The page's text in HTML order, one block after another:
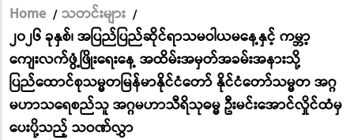
Breadcrumb
Home / သတင်းများ /
၂၀၂၆ ခုနှစ်၊ အပြည်ပြည်ဆိုင်ရာသမဝါယမနေ့နှင့် ကမ္ဘာ့
ကျေးလက်ဖွံ့ဖြိုးရေးနေ့ အထိမ်းအမှတ်အခမ်းအနားသို့
ပြည်ထောင်စုသမ္မတမြန်မာနိုင်ငံတော် နိုင်ငံတော်သမ္မတ အဂ္ဂ
မဟာသရေစည်သူ အဂ္ဂမဟာသီရိသုဓမ္မ ဦးမင်းအောင်လှိုင်ထံမှ
ပေးပို့သည့် သဝဏ်လွှာ